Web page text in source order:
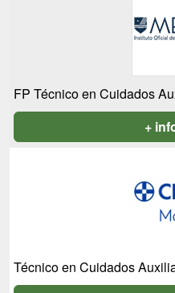
FP Técnico en Cuidados
+
Técnico en Cuidados